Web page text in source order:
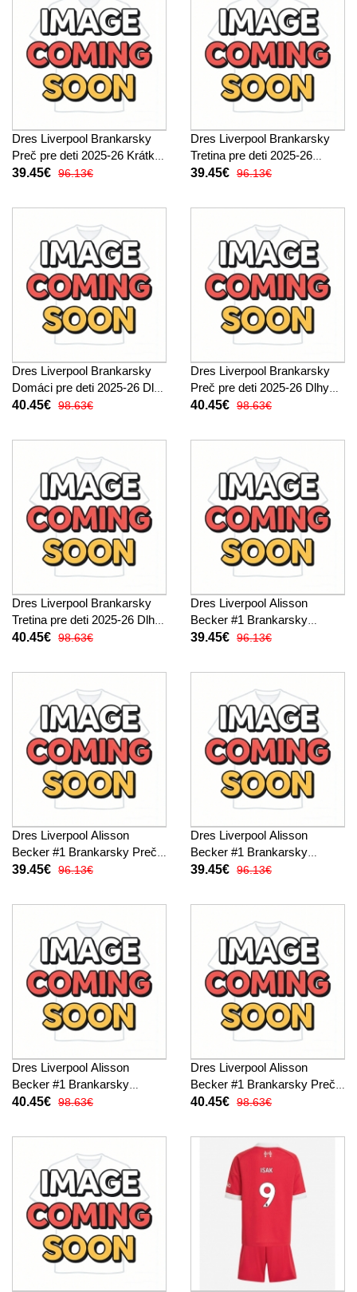
Dres Liverpool Brankarsky
Preč pre deti 2025-26 Krátky
Rukáv (+ trenírky)
39.45€ 96.13€
Dres Liverpool Brankarsky
Tretina pre deti 2025-26
Krátky Rukáv (+ trenírky)
39.45€ 96.13€
Dres Liverpool Brankarsky
Domáci pre deti 2025-26 Dlhy
Rukáv (+ trenírky)
40.45€ 98.63€
Dres Liverpool Brankarsky
Preč pre deti 2025-26 Dlhy
Rukáv (+ trenírky)
40.45€ 98.63€
Dres Liverpool Brankarsky
Tretina pre deti 2025-26 Dlhy
Rukáv (+ trenírky)
40.45€ 98.63€
Dres Liverpool Alisson
Becker #1 Brankarsky
Domáci pre deti 2025-26
39.45€ 96.13€
Dres Liverpool Alisson
Becker #1 Brankarsky Preč
pre deti 2025-26 Krátky
39.45€ 96.13€
Dres Liverpool Alisson
Becker #1 Brankarsky
Tretina pre deti 2025-26
39.45€ 96.13€
Dres Liverpool Alisson
Becker #1 Brankarsky
Domáci pre deti 2025-26 Dlhy
40.45€ 98.63€
Dres Liverpool Alisson
Becker #1 Brankarsky Preč
pre deti 2025-26 Dlhy Rukáv
40.45€ 98.63€